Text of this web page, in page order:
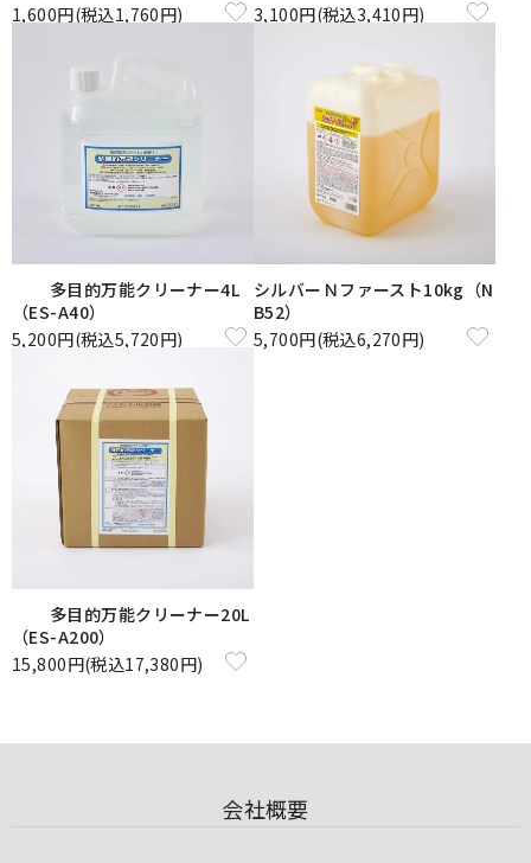
1,600円(税込1,760円)
3,100円(税込3,410円)
多目的万能クリーナー4L
（ES-A40）
5,200円(税込5,720円)
シルバーＮファースト10kg（N
B52）
5,700円(税込6,270円)
多目的万能クリーナー20L
（ES-A200）
15,800円(税込17,380円)
会社概要